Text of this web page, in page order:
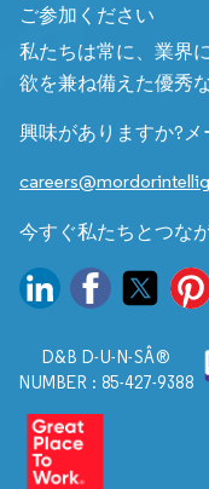
ご参加ください
私たちは常に、業界
欲を兼ね備えた優秀
興味がありますか?メ
今すぐ私たちとつな
D&B D-U-N-SÂ®
NUMBER : 85-427-9388